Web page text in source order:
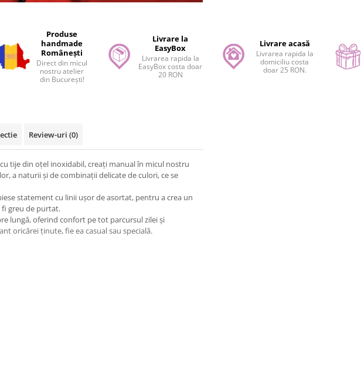
Facebook
Produse
handmade
Românești
Direct din micul
nostru atelier
din București!
Livrare la
EasyBox
Livrarea rapida la
EasyBox costa doar
20 RON
Livrare acasă
Livrarea rapida la
domiciliu costa
doar 25 RON.
Review-uri (0)
tije din oțel inoxidabil, creați manual în micul nostru
a naturii și de combinații delicate de culori, ce se
statement cu linii ușor de asortat, pentru a crea un
fi greu de purtat.
lungă, oferind confort pe tot parcursul zilei și
oricărei ținute, fie ea casual sau specială.